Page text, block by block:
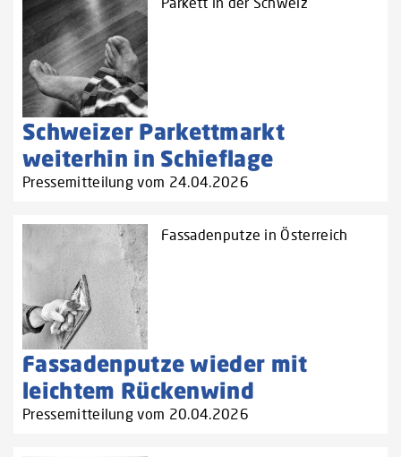
Schweizer Parkettmarkt
weiterhin in Schieflage
Pressemitteilung vom 24.04.2026
Fassadenputze in Österreich
Fassadenputze wieder mit
leichtem Rückenwind
Pressemitteilung vom 20.04.2026